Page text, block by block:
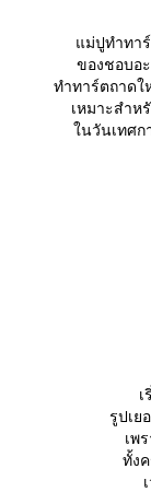
ม่ปูทำทาร์
ของชอบอ
ทำทาร์ตถาด
เหมาะสำห
นวันเทศกา
รูปเย
เพ
ทั้ง